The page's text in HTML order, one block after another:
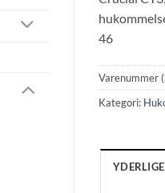
46
Varenummer
Kategori: